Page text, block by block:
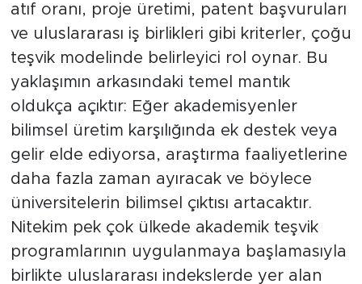
atıf oranı, proje üretimi, patent başvuruları
ve uluslararası iş birlikleri gibi kriterler, çoğu
teşvik modelinde belirleyici rol oynar. Bu
yaklaşımın arkasındaki temel mantık
oldukça açıktır: Eğer akademisyenler
bilimsel üretim karşılığında ek destek veya
gelir elde ediyorsa, araştırma faaliyetlerine
daha fazla zaman ayıracak ve böylece
üniversitelerin bilimsel çıktısı artacaktır.
Nitekim pek çok ülkede akademik teşvik
programlarının uygulanmaya başlamasıyla
birlikte uluslararası indekslerde yer alan